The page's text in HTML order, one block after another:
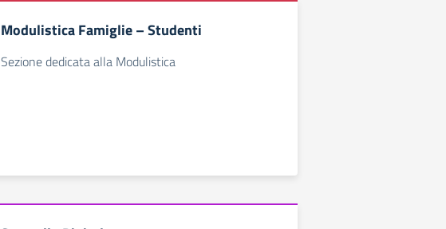
Modulistica Famiglie – Studenti
Sezione dedicata alla Modulistica